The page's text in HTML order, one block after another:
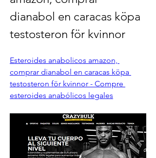
dianabol en caracas köpa
testosteron för kvinnor
Esteroides anabolicos amazon,
comprar dianabol en caracas köpa
testosteron för kvinnor - Compre
esteroides anabólicos legales